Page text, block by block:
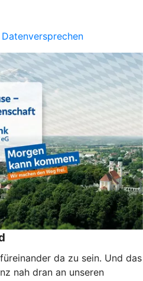
da zu sein. Und das
nah dran an unseren